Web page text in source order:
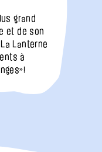
grand
et de son
Lanterne
à